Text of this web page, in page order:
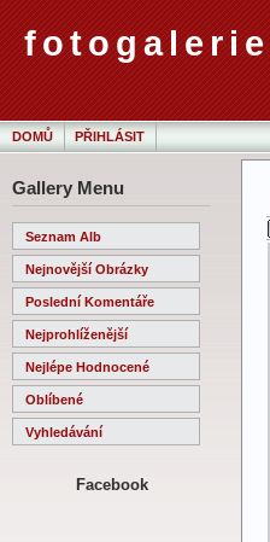
DOMŮ PŘIHLÁSIT
Gallery Menu
Seznam Alb
Nejnovější Obrázky
Poslední Komentáře
Nejprohlíženější
Nejlépe Hodnocené
Oblíbené
Vyhledávání
Facebook